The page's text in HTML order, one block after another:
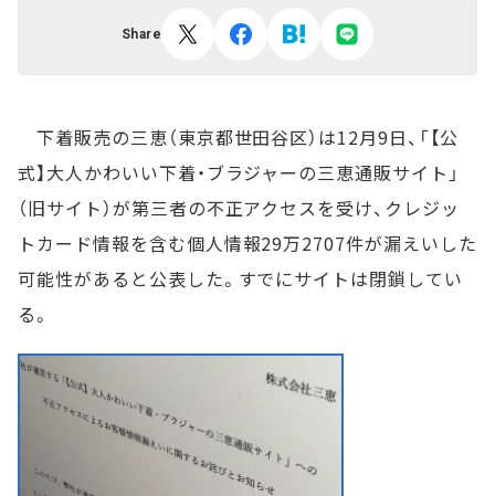
Share
下着販売の三恵（東京都世田谷区）は12月9日、「【公
式】大人かわいい下着・ブラジャーの三恵通販サイト」
（旧サイト）が第三者の不正アクセスを受け、クレジッ
トカード情報を含む個人情報29万2707件が漏えいした
可能性があると公表した。すでにサイトは閉鎖してい
る。